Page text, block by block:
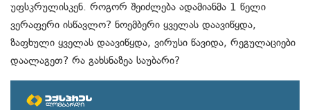
უფსკრულისკენ. როგორ შეიძლება ადამიანმა 1 წელი
ვერაფერი ისწავლო? ნოემბერი ყველას დაავიწყდა,
ზაფხული ყველას დაავიწყდა, ვირუსი წავიდა, რეგულაციები
დაალაგეთ? რა გახსნაზეა საუბარი?